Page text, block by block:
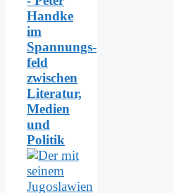
Handke
im
Spannungs­
feld
zwischen
Literatur,
Medien
und
Politik